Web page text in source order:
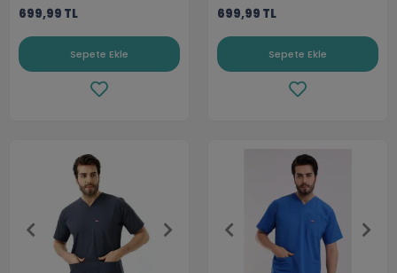
699,99 TL
Sepete Ekle
699,99 TL
Sepete Ekle